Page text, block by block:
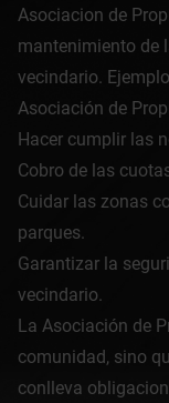
Asociacion de
mantenimiento de
vecindario.
Asociación de
Hacer cumplir las
Cobro de las
Cuidar las zonas
parques.
Garantizar la
vecindario.
La Asociación de
comunidad, sino
conlleva